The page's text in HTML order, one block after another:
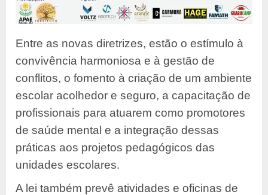
Entre as novas diretrizes, estão o estímulo à
convivência harmoniosa e à gestão de
conflitos, o fomento à criação de um ambiente
escolar acolhedor e seguro, a capacitação de
profissionais para atuarem como promotores
de saúde mental e a integração dessas
práticas aos projetos pedagógicos das
unidades escolares.
A lei também prevê atividades e oficinas de